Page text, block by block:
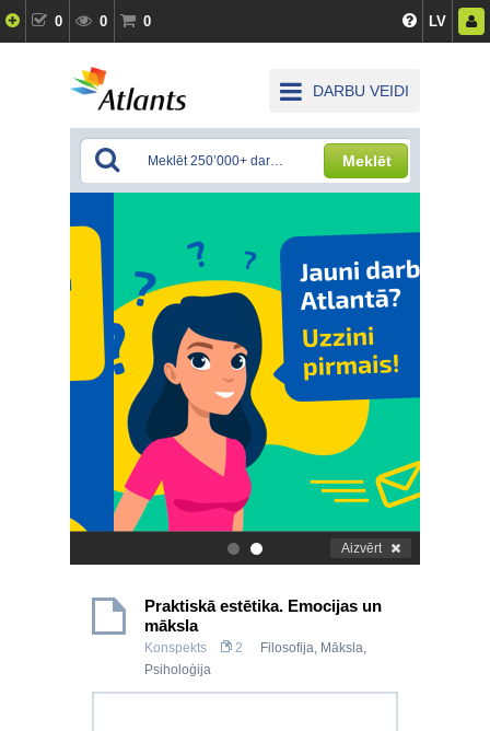
0 0 0 LV
DARBU VEIDI
Meklēt
. Aizvērt
Praktiskā estētika. Emocijas un
māksla
Konspekts 2 Filosofija, Māksla,
Psiholoģija